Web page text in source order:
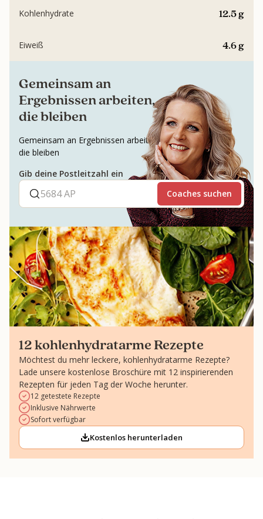
12.5 g
Kohlenhydrate
4.6 g
Eiweiß
Gemeinsam an
Ergebnissen arbeiten,
die bleiben
Gemeinsam an Ergebnissen arbeiten,
die bleiben
Gib deine Postleitzahl ein
Coaches suchen
12 kohlenhydratarme Rezepte
Möchtest du mehr leckere, kohlenhydratarme Rezepte?
Lade unsere kostenlose Broschüre mit 12 inspirierenden
Rezepten für jeden Tag der Woche herunter.
12 getestete Rezepte
Inklusive Nährwerte
Sofort verfügbar
Kostenlos herunterladen